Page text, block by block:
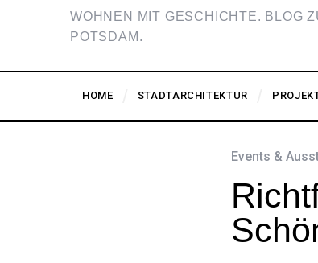
WOHNEN MIT GESCHICHTE. BLOG
POTSDAM.
HOME STADTARCHITEKTUR
Events &